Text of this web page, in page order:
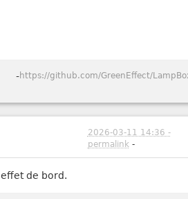
-https://github.com/GreenEffect/
2026-03-11 14:36 -
permalink-
de bord.